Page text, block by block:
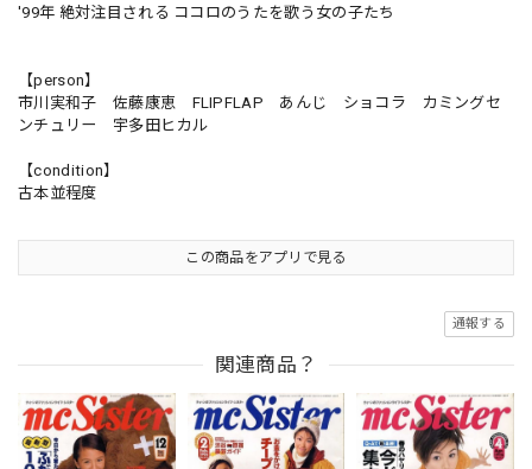
'99年 絶対注目される ココロのうたを歌う女の子たち
【person】
市川実和子 佐藤康恵 FLIPFLAP あんじ ショコラ カミングセ
ンチュリー 宇多田ヒカル
【condition】
古本並程度
この商品をアプリで見る
通報する
関連商品？